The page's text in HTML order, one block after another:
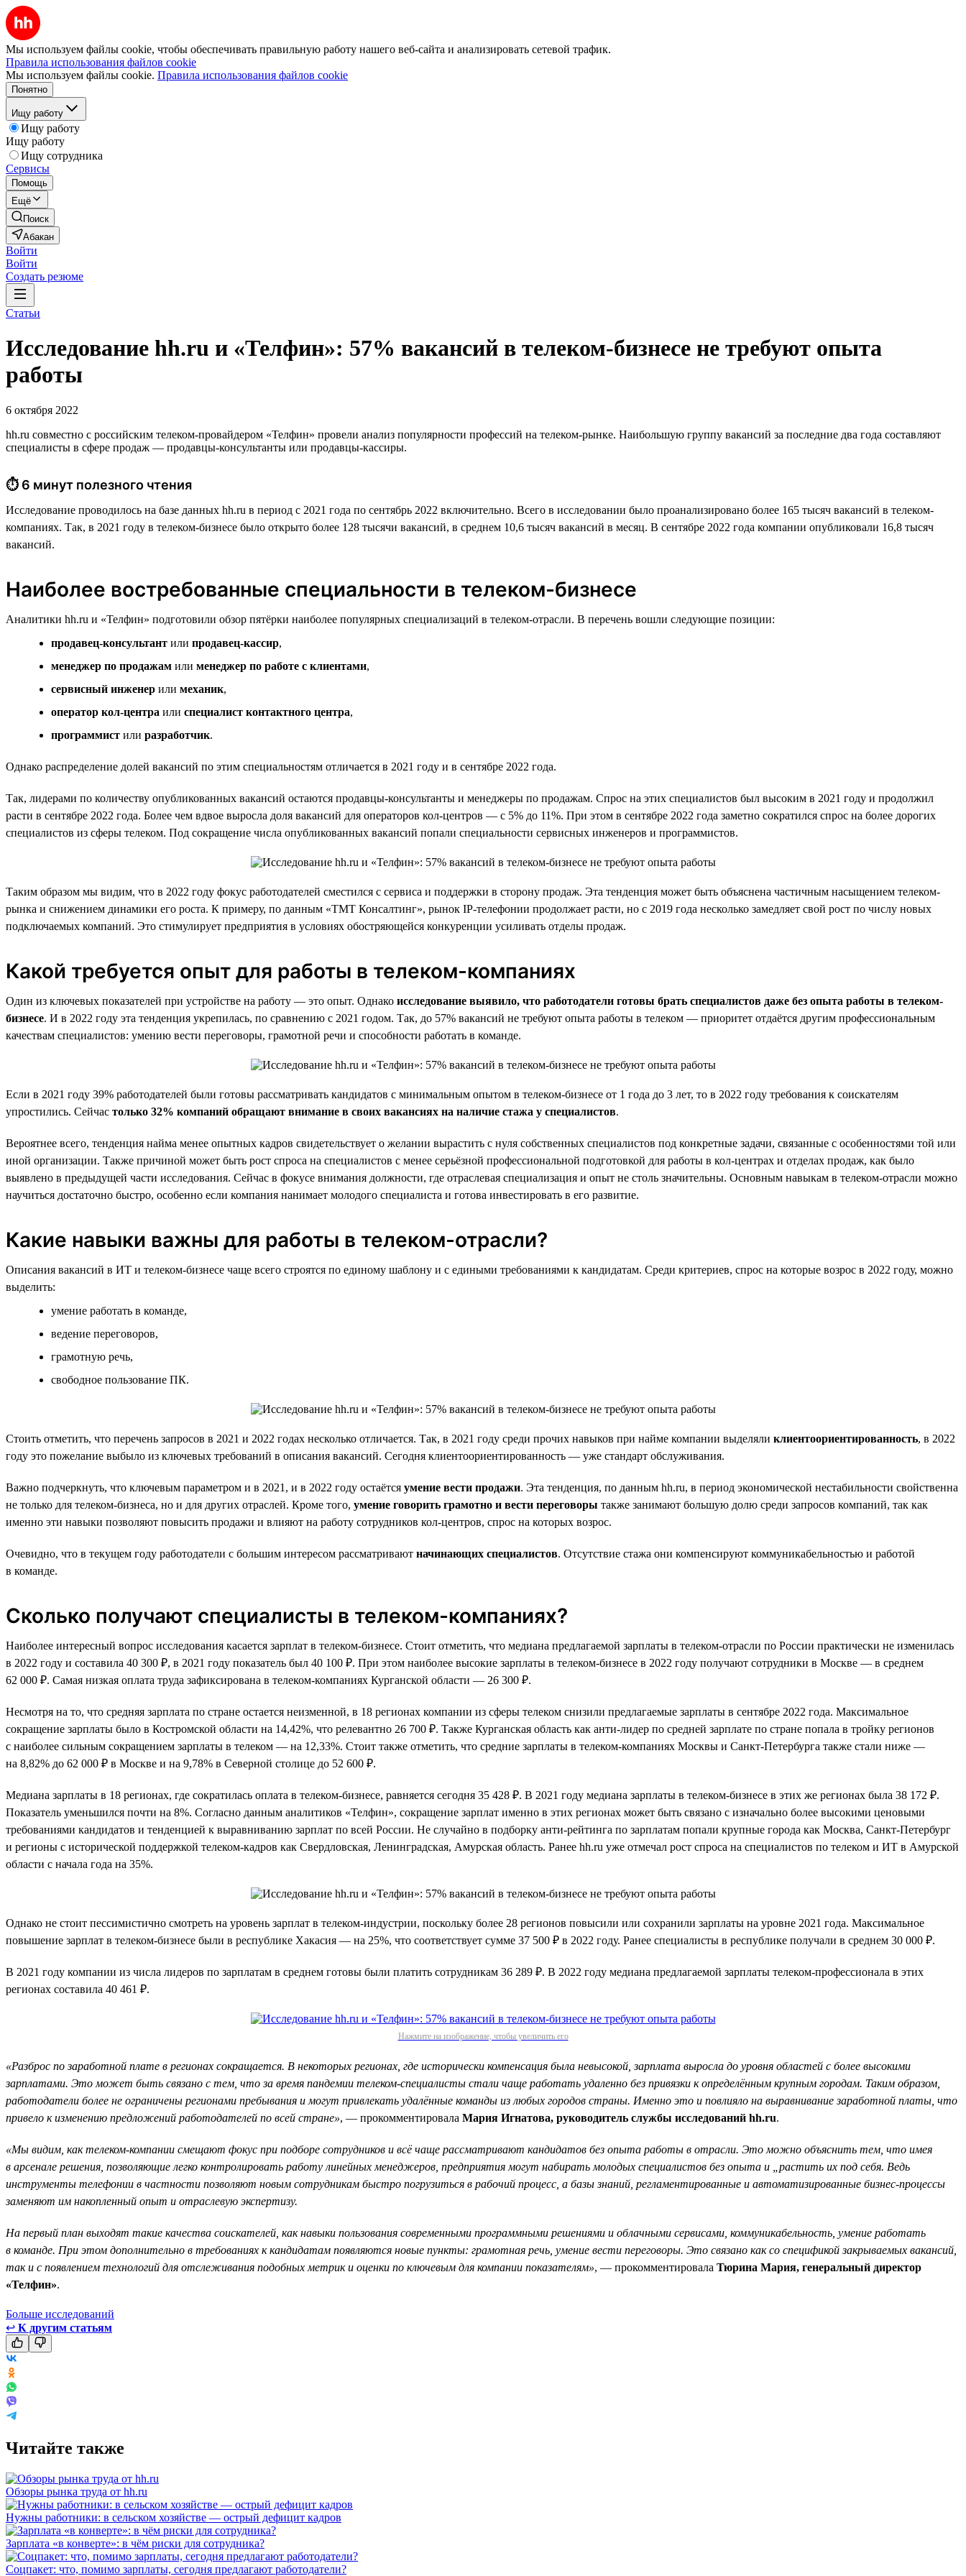
Мы используем файлы cookie, чтобы обеспечивать правильную работу нашего веб-сайта и анализировать сетевой трафик.
Правила использования файлов cookie
Мы используем файлы cookie. Правила использования файлов cookie
Понятно
Ищу работу
Ищу работу
Ищу работу
Ищу сотрудника
Сервисы
Помощь
Ещё
Поиск
Абакан
Войти
Войти
Создать резюме
Статьи
Исследование hh.ru и «Телфин»: 57% вакансий в телеком-бизнесе не требуют опыта
работы
6 октября 2022
hh.ru совместно с российским телеком-провайдером «Телфин» провели анализ популярности профессий на телеком-рынке. Наибольшую группу вакансий за последние два года составляют
специалисты в сфере продаж — продавцы-консультанты или продавцы-кассиры.
⏱ 6 минут полезного чтения
Исследование проводилось на базе данных hh.ru в период с 2021 года по сентябрь 2022 включительно. Всего в исследовании было проанализировано более 165 тысяч вакансий в телеком-
компаниях. Так, в 2021 году в телеком-бизнесе было открыто более 128 тысячи вакансий, в среднем 10,6 тысяч вакансий в месяц. В сентябре 2022 года компании опубликовали 16,8 тысяч
вакансий.
Наиболее востребованные специальности в телеком-бизнесе
Аналитики hh.ru и «Телфин» подготовили обзор пятёрки наиболее популярных специализаций в телеком-отрасли. В перечень вошли следующие позиции:
продавец-консультант или продавец-кассир,
менеджер по продажам или менеджер по работе с клиентами,
сервисный инженер или механик,
оператор кол-центра или специалист контактного центра,
программист или разработчик.
Однако распределение долей вакансий по этим специальностям отличается в 2021 году и в сентябре 2022 года.
Так, лидерами по количеству опубликованных вакансий остаются продавцы-консультанты и менеджеры по продажам. Спрос на этих специалистов был высоким в 2021 году и продолжил
расти в сентябре 2022 года. Более чем вдвое выросла доля вакансий для операторов кол-центров — с 5% до 11%. При этом в сентябре 2022 года заметно сократился спрос на более дорогих
специалистов из сферы телеком. Под сокращение числа опубликованных вакансий попали специальности сервисных инженеров и программистов.
Таким образом мы видим, что в 2022 году фокус работодателей сместился с сервиса и поддержки в сторону продаж. Эта тенденция может быть объяснена частичным насыщением телеком-
рынка и снижением динамики его роста. К примеру, по данным «ТМТ Консалтинг», рынок IP-телефонии продолжает расти, но с 2019 года несколько замедляет свой рост по числу новых
подключаемых компаний. Это стимулирует предприятия в условиях обостряющейся конкуренции усиливать отделы продаж.
Какой требуется опыт для работы в телеком-компаниях
Один из ключевых показателей при устройстве на работу — это опыт. Однако исследование выявило, что работодатели готовы брать специалистов даже без опыта работы в телеком-
бизнесе. И в 2022 году эта тенденция укрепилась, по сравнению с 2021 годом. Так, до 57% вакансий не требуют опыта работы в телеком — приоритет отдаётся другим профессиональным
качествам специалистов: умению вести переговоры, грамотной речи и способности работать в команде.
Если в 2021 году 39% работодателей были готовы рассматривать кандидатов с минимальным опытом в телеком-бизнесе от 1 года до 3 лет, то в 2022 году требования к соискателям
упростились. Сейчас только 32% компаний обращают внимание в своих вакансиях на наличие стажа у специалистов.
Вероятнее всего, тенденция найма менее опытных кадров свидетельствует о желании вырастить с нуля собственных специалистов под конкретные задачи, связанные с особенностями той или
иной организации. Также причиной может быть рост спроса на специалистов с менее серьёзной профессиональной подготовкой для работы в кол-центрах и отделах продаж, как было
выявлено в предыдущей части исследования. Сейчас в фокусе внимания должности, где отраслевая специализация и опыт не столь значительны. Основным навыкам в телеком-отрасли можно
научиться достаточно быстро, особенно если компания нанимает молодого специалиста и готова инвестировать в его развитие.
Какие навыки важны для работы в телеком-отрасли?
Описания вакансий в ИТ и телеком-бизнесе чаще всего строятся по единому шаблону и с едиными требованиями к кандидатам. Среди критериев, спрос на которые возрос в 2022 году, можно
выделить:
умение работать в команде,
ведение переговоров,
грамотную речь,
свободное пользование ПК.
Стоить отметить, что перечень запросов в 2021 и 2022 годах несколько отличается. Так, в 2021 году среди прочих навыков при найме компании выделяли клиентоориентированность, в 2022
году это пожелание выбыло из ключевых требований в описания вакансий. Сегодня клиентоориентированность — уже стандарт обслуживания.
Важно подчеркнуть, что ключевым параметром и в 2021, и в 2022 году остаётся умение вести продажи. Эта тенденция, по данным hh.ru, в период экономической нестабильности свойственна
не только для телеком-бизнеса, но и для других отраслей. Кроме того, умение говорить грамотно и вести переговоры также занимают большую долю среди запросов компаний, так как
именно эти навыки позволяют повысить продажи и влияют на работу сотрудников кол-центров, спрос на которых возрос.
Очевидно, что в текущем году работодатели с большим интересом рассматривают начинающих специалистов. Отсутствие стажа они компенсируют коммуникабельностью и работой
в команде.
Сколько получают специалисты в телеком-компаниях?
Наиболее интересный вопрос исследования касается зарплат в телеком-бизнесе. Стоит отметить, что медиана предлагаемой зарплаты в телеком-отрасли по России практически не изменилась
в 2022 году и составила 40 300 ₽, в 2021 году показатель был 40 100 ₽. При этом наиболее высокие зарплаты в телеком-бизнесе в 2022 году получают сотрудники в Москве — в среднем
62 000 ₽. Самая низкая оплата труда зафиксирована в телеком-компаниях Курганской области — 26 300 ₽.
Несмотря на то, что средняя зарплата по стране остается неизменной, в 18 регионах компании из сферы телеком снизили предлагаемые зарплаты в сентябре 2022 года. Максимальное
сокращение зарплаты было в Костромской области на 14,42%, что релевантно 26 700 ₽. Также Курганская область как анти-лидер по средней зарплате по стране попала в тройку регионов
с наиболее сильным сокращением зарплаты в телеком — на 12,33%. Стоит также отметить, что средние зарплаты в телеком-компаниях Москвы и Санкт-Петербурга также стали ниже —
на 8,82% до 62 000 ₽ в Москве и на 9,78% в Северной столице до 52 600 ₽.
Медиана зарплаты в 18 регионах, где сократилась оплата в телеком-бизнесе, равняется сегодня 35 428 ₽. В 2021 году медиана зарплаты в телеком-бизнесе в этих же регионах была 38 172 ₽.
Показатель уменьшился почти на 8%. Согласно данным аналитиков «Телфин», сокращение зарплат именно в этих регионах может быть связано с изначально более высокими ценовыми
требованиями кандидатов и тенденцией к выравниванию зарплат по всей России. Не случайно в подборку анти-рейтинга по зарплатам попали крупные города как Москва, Санкт-Петербург
и регионы с исторической поддержкой телеком-кадров как Свердловская, Ленинградская, Амурская область. Ранее hh.ru уже отмечал рост спроса на специалистов по телеком и ИТ в Амурской
области с начала года на 35%.
Однако не стоит пессимистично смотреть на уровень зарплат в телеком-индустрии, поскольку более 28 регионов повысили или сохранили зарплаты на уровне 2021 года. Максимальное
повышение зарплат в телеком-бизнесе были в республике Хакасия — на 25%, что соответствует сумме 37 500 ₽ в 2022 году. Ранее специалисты в республике получали в среднем 30 000 ₽.
В 2021 году компании из числа лидеров по зарплатам в среднем готовы были платить сотрудникам 36 289 ₽. В 2022 году медиана предлагаемой зарплаты телеком-профессионала в этих
регионах составила 40 461 ₽.
Нажмите на изображение, чтобы увеличить его
«Разброс по заработной плате в регионах сокращается. В некоторых регионах, где исторически компенсация была невысокой, зарплата выросла до уровня областей с более высокими
зарплатами. Это может быть связано с тем, что за время пандемии телеком-специалисты стали чаще работать удаленно без привязки к определённым крупным городам. Таким образом,
работодатели более не ограничены регионами пребывания и могут привлекать удалённые команды из любых городов страны. Именно это и повлияло на выравнивание заработной платы, что
привело к изменению предложений работодателей по всей стране», — прокомментировала Мария Игнатова, руководитель службы исследований hh.ru.
«Мы видим, как телеком-компании смещают фокус при подборе сотрудников и всё чаще рассматривают кандидатов без опыта работы в отрасли. Это можно объяснить тем, что имея
в арсенале решения, позволяющие легко контролировать работу линейных менеджеров, предприятия могут набирать молодых специалистов без опыта и „растить их под себя. Ведь
инструменты телефонии в частности позволяют новым сотрудникам быстро погрузиться в рабочий процесс, а базы знаний, регламентированные и автоматизированные бизнес-процессы
заменяют им накопленный опыт и отраслевую экспертизу.
На первый план выходят такие качества соискателей, как навыки пользования современными программными решениями и облачными сервисами, коммуникабельность, умение работать
в команде. При этом дополнительно в требованиях к кандидатам появляются новые пункты: грамотная речь, умение вести переговоры. Это связано как со спецификой закрываемых вакансий,
так и с появлением технологий для отслеживания подобных метрик и оценки по ключевым для компании показателям», — прокомментировала Тюрина Мария, генеральный директор
«Телфин».
Больше исследований
↩ К другим статьям
Читайте также
Обзоры рынка труда от hh.ru
Нужны работники: в сельском хозяйстве — острый дефицит кадров
Зарплата «в конверте»: в чём риски для сотрудника?
Соцпакет: что, помимо зарплаты, сегодня предлагают работодатели?